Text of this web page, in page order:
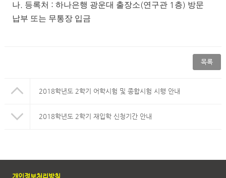
나. 등록처 : 하나은행 광운대 출장소(연구관 1 층) 방문
납부 또는 무통장 입금
목록
2018학년도 2학기 어학시험 및 종합시험 시행 안내
2018학년도 2학기 재입학 신청기간 안내
개인정보처리방침